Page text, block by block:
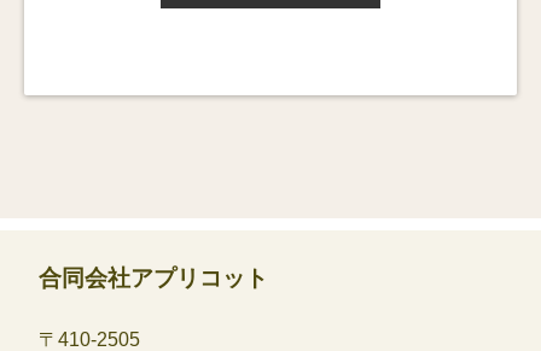
合同会社アプリコット
〒410-2505